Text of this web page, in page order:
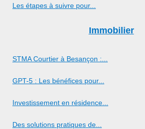
Les étapes à suivre pour...
Immobilier
STMA Courtier à Besançon :...
GPT-5 : Les bénéfices pour...
Investissement en résidence...
Des solutions pratiques de...